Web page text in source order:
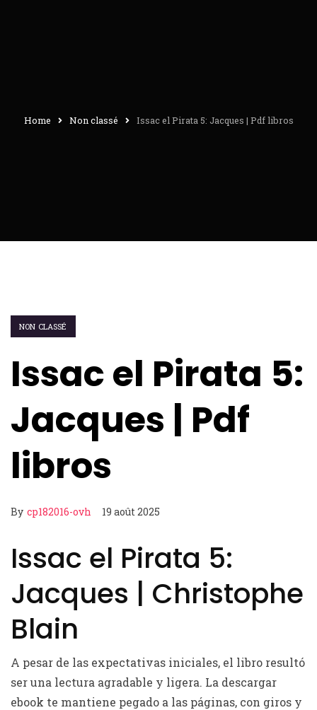
Home Non classé Issac el Pirata 5: Jacques | Pdf libros
NON CLASSÉ
Issac el Pirata 5:
Jacques | Pdf
libros
By cp182016-ovh 19 août 2025
Issac el Pirata 5:
Jacques | Christophe
Blain
A pesar de las expectativas iniciales, el libro resultó
ser una lectura agradable y ligera. La descargar
ebook te mantiene pegado a las páginas, con giros y